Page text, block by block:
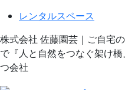
レンタルスペース
株式会社 佐藤園芸｜ご自宅
で『人と自然をつなぐ架け
つ会社